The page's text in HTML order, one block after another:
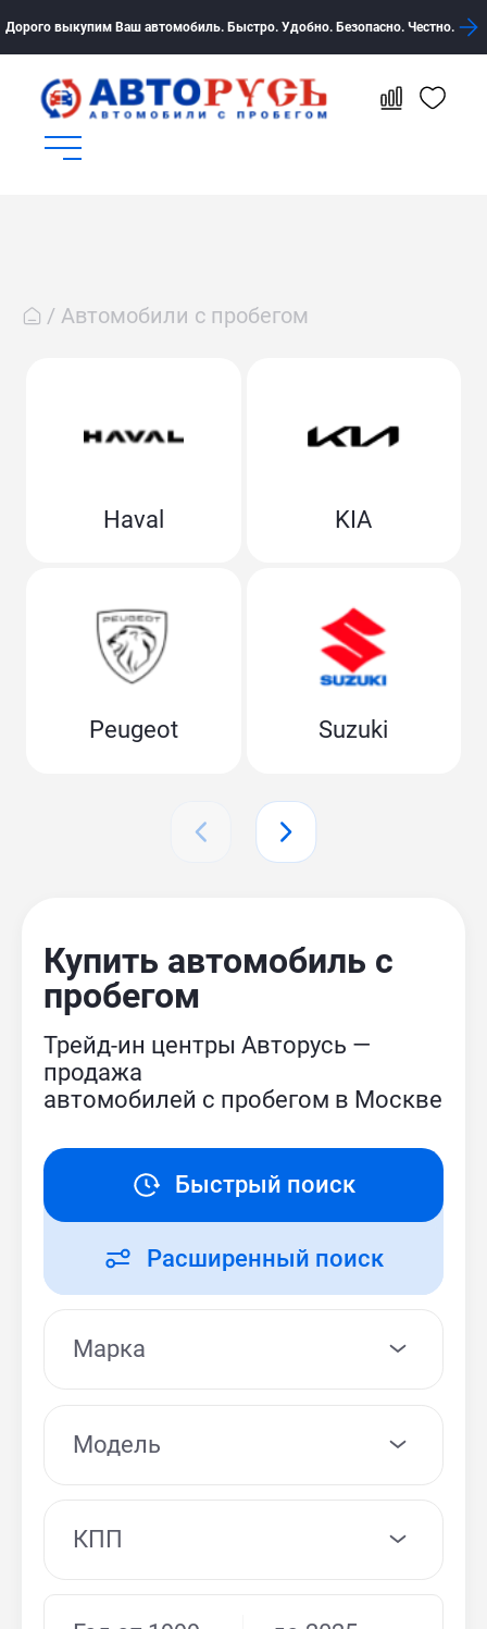
Дорого выкупим Ваш автомобиль. Быстро. Удобно. Безопасно. Честно.
Автомобили с пробегом
Haval KIA
Peugeot Suzuki
Купить автомобиль с
пробегом
Трейд-ин центры Авторусь —
продажа
автомобилей с пробегом в Москве
Быстрый поиск
Расширенный поиск
Модель
КПП